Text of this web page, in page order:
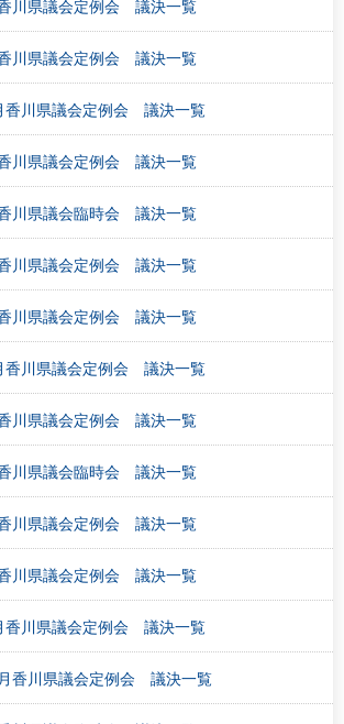
川県議会定例会 議決一覧
川県議会定例会 議決一覧
香川県議会定例会 議決一覧
川県議会定例会 議決一覧
川県議会臨時会 議決一覧
川県議会定例会 議決一覧
川県議会定例会 議決一覧
香川県議会定例会 議決一覧
川県議会定例会 議決一覧
川県議会臨時会 議決一覧
川県議会定例会 議決一覧
川県議会定例会 議決一覧
香川県議会定例会 議決一覧
香川県議会定例会 議決一覧